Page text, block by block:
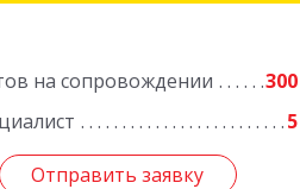
на сопровождении
300
5
Отправить заявку
Подробнее
Отправить заявку